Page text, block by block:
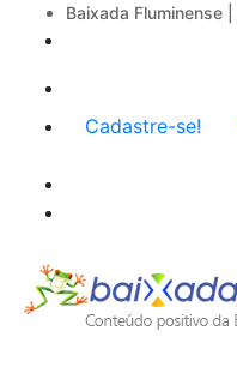
Baixada Fluminense |
Menu
de
usuário
Cadastre-se!